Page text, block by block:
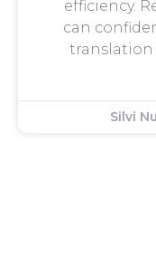
efficiency.
can
Silvi